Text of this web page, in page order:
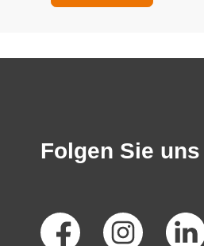
Folgen Sie uns
Social